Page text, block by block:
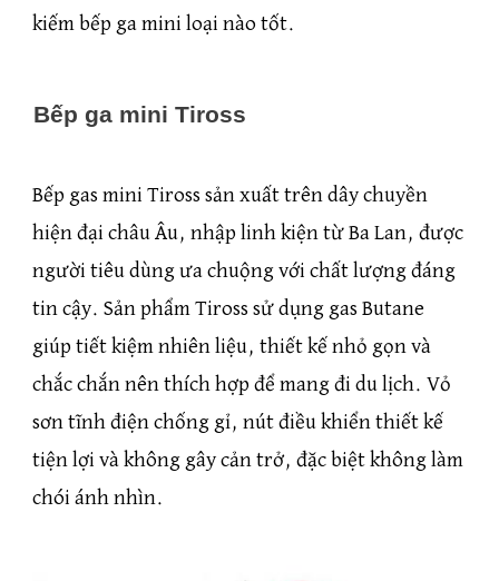
kiếm bếp ga mini loại nào tốt.
Bếp ga mini Tiross
Bếp gas mini Tiross sản xuất trên dây chuyền
hiện đại châu Âu, nhập linh kiện từ Ba Lan, được
người tiêu dùng ưa chuộng với chất lượng đáng
tin cậy. Sản phẩm Tiross sử dụng gas Butane
giúp tiết kiệm nhiên liệu, thiết kế nhỏ gọn và
chắc chắn nên thích hợp để mang đi du lịch. Vỏ
sơn tĩnh điện chống gỉ, nút điều khiển thiết kế
tiện lợi và không gây cản trở, đặc biệt không làm
chói ánh nhìn.